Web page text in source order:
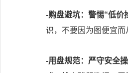
-购盘避坑：警惕“低价
识，不要因为图便宜而
-用盘规范：严守安全操